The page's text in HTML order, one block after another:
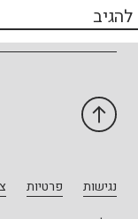
נגישות פרטיות